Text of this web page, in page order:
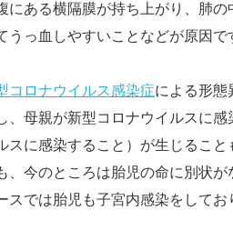
にある横隔膜が持ち上がり、肺
うっ血しやすいことなどが原因で
コロナウイルス感染症による形態
、母親が新型コロナウイルスに
スに感染すること）が生じるこ
、今のところは胎児の命に別状
スでは胎児も子宮内感染をして